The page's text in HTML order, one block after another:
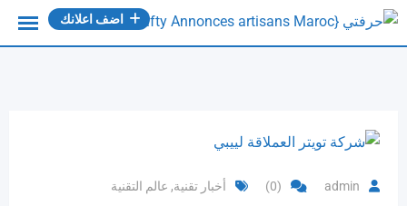
Skip
اضف اعلانك
admin
(0) أخبار تقنية, عالم التقنية